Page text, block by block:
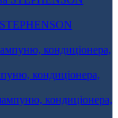
кондиціонера,